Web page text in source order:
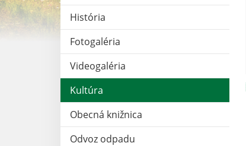
História
Fotogaléria
Videogaléria
Kultúra
Obecná knižnica
Odvoz odpadu